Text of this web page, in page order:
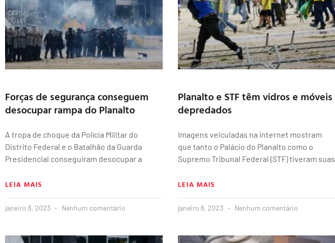
Forças de segurança conseguem
desocupar rampa do Planalto
A tropa de choque da Polícia Militar do
Distrito Federal e o Batalhão da Guarda
Presidencial conseguiram desocupar a
LEIA MAIS
janeiro 8, 2023 Nenhum comentário
Planalto e STF têm vidros e móveis
depredados
Imagens veiculadas na internet mostram
que tanto o Palácio do Planalto como o
Supremo Tribunal Federal (STF) tiveram suas
LEIA MAIS
janeiro 8, 2023 Nenhum comentário